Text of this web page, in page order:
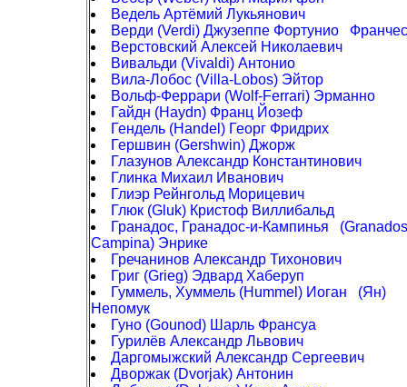
Ведель Артёмий Лукьянович
Верди (Verdi) Джузеппе Фортунио
Верстовский Алексей Николаевич
Вивальди (Vivaldi) Антонио
Вила-Лобос (Villa-Lobos) Эйтор
Вольф-Феррари (Wolf-Ferrari) Эрманно
Гайдн (Haydn) Франц Йозеф
Гендель (Handel) Георг Фридрих
Гершвин (Gershwin) Джорж
Глазунов Александр Константинович
Глинка Михаил Иванович
Глиэр Рейнгольд Морицевич
Глюк (Gluk) Кристоф Виллибальд
Гранадос, Гранадос-и-Кампинья
Campina) Энрике
Гречанинов Александр Тихонович
Григ (Grieg) Эдвард Хаберуп
Гуммель, Хуммель (Hummel) Иоган (Ян)
Непомук
Гуно (Gounod) Шарль Франсуа
Гурилёв Александр Львович
Даргомыжский Александр Сергеевич
Дворжак (Dvorjak) Антонин